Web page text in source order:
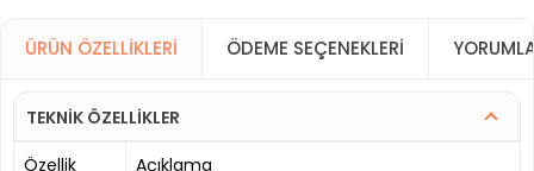
ÜRÜN ÖZELLIKLERI ÖDEME SEÇENEKLERI
TEKNİK ÖZELLİKLER
Özellik
Açıklama